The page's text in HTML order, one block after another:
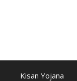
Kisan Yojana